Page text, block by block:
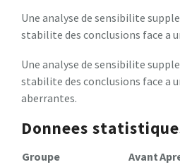
Une analyse de sensibilite
stabilite des conclusions face a
Une analyse de sensibilite
stabilite des conclusions face a
aberrantes.
Donnees
Groupe Avant